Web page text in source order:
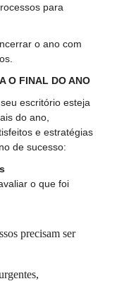
para
o ano com
O FINAL DO ANO
escritório esteja
do ano,
e estratégias
de sucesso:
o que foi
precisam ser